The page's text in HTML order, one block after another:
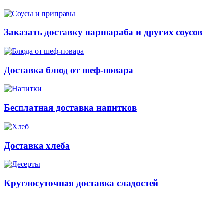
Заказать доставку наршараба и других соусов
Доставка блюд от шеф-повара
Бесплатная доставка напитков
Доставка хлеба
Круглосуточная доставка сладостей